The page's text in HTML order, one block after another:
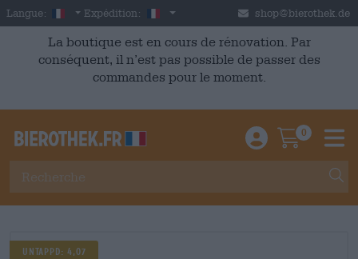
Skip to main content
Langue: French
Expédition: France shop@bierothek.de
La boutique est en cours de rénovation. Par
conséquent, il n’est pas possible de passer des
commandes pour le moment.
Einloggen /
0
Untappd: 4,07